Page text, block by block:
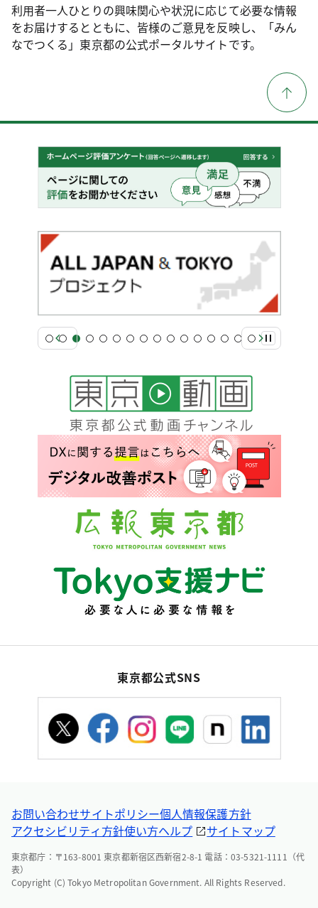
利用者一人ひとりの興味関心や状況に応じて必要な情報
をお届けするとともに、皆様のご意見を反映し、「みん
なでつくる」東京都の公式ポータルサイトです。
東京都公式SNS
お問い合わせサイトポリシー個人情報保護方針
アクセシビリティ方針使い方ヘルプ サイトマップ
東京都庁：〒163-8001 東京都新宿区西新宿2-8-1 電話：03-5321-1111（代
表）
Copyright (C) Tokyo Metropolitan Government. All Rights Reserved.